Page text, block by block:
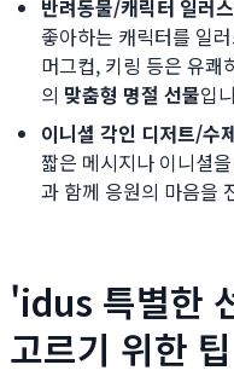
반려동물/캐릭터 일러
좋아하는 캐릭터를 일
머그컵, 키링 등은 유쾌
의 맞춤형 명절 선물입
이니셜 각인 디저트/수
짧은 메시지나 이니셜
과 함께 응원의 마음을
'idus 특별한
고르기 위한 팁